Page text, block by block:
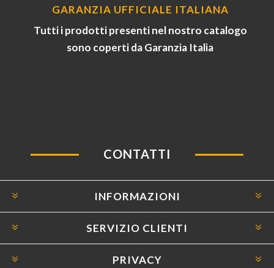
GARANZIA UFFICIALE ITALIANA
Tutti i prodotti presenti nel nostro catalogo
sono coperti da Garanzia Italia
CONTATTI
INFORMAZIONI
SERVIZIO CLIENTI
PRIVACY